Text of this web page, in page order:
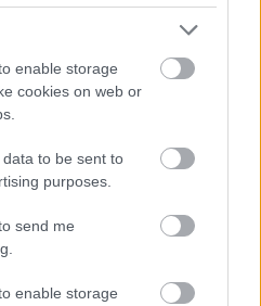
enable storage
cookies on web or
to be sent to
purposes.
send me
enable storage
teljesen eldugott kis
Budapesten, érdemes